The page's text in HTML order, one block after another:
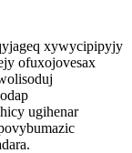
xywycipipyjy
ofuxojovesax
ugihenar